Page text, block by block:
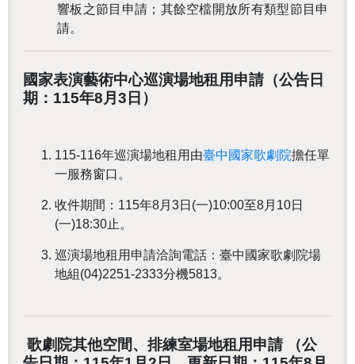
響板之節目申請；其餘空檔開放所有類型節目申
請。
國家表演藝術中心巡演場地租用申請（公告日
期：115年8月3日）
115-116年巡演場地租用由臺中國家歌劇院擔任單
一服務窗口。
收件期間： 115年8月3日(一)10:00至8月10日
(一)18:30止 。
巡演場地租用申請洽詢電話：臺中國家歌劇院場
地組 (04)2251-2333分機5813。
歌劇院其他空間、排練室場地租用申請
（公